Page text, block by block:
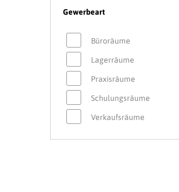
Gewerbeart
Büroräume
Lagerräume
Praxisräume
Schulungsräume
Verkaufsräume